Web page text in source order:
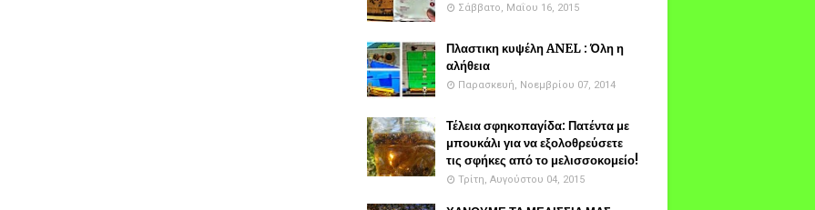
Σάββατο, Μαΐου 16, 2015
Πλαστικη κυψέλη ANEL : Όλη η
αλήθεια
Παρασκευή, Νοεμβρίου 07, 2014
Τέλεια σφηκοπαγίδα: Πατέντα με
μπουκάλι για να εξολοθρεύσετε
τις σφήκες από το μελισσοκομείο!
Τρίτη, Αυγούστου 04, 2015